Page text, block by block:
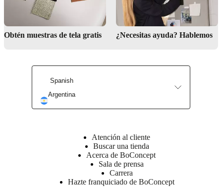
Encuentra tu tienda más cercana
Servicio de diseño de interiores
Obtén muestras de tela gratis ¿Necesitas ayuda? Hablemos
Spanish
Argentina
Atención al cliente
Buscar una tienda
Acerca de BoConcept
Sala de prensa
Carrera
Hazte franquiciado de BoConcept